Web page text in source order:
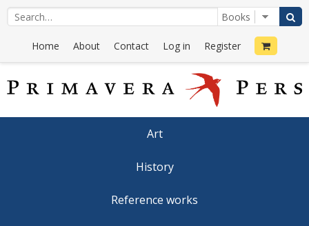
Home About Contact Log in Register
Art
History
Reference works